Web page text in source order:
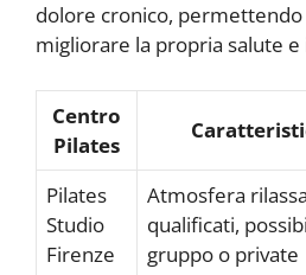
dolore cronico,
migliorare la propria salute
Centro
Pilates
Pilates
Studio
Firenze
Atmosfera
qualificati,
gruppo o private